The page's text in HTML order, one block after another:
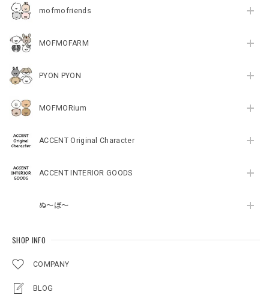
mofmofriends
MOFMOFARM
PYON PYON
MOFMORium
ACCENT Original Character
ACCENT INTERIOR GOODS
ぬ～ぼ～
SHOP INFO
COMPANY
BLOG